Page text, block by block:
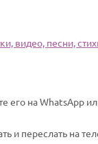
видео, песни,
его на WhatsApp
и переслать на